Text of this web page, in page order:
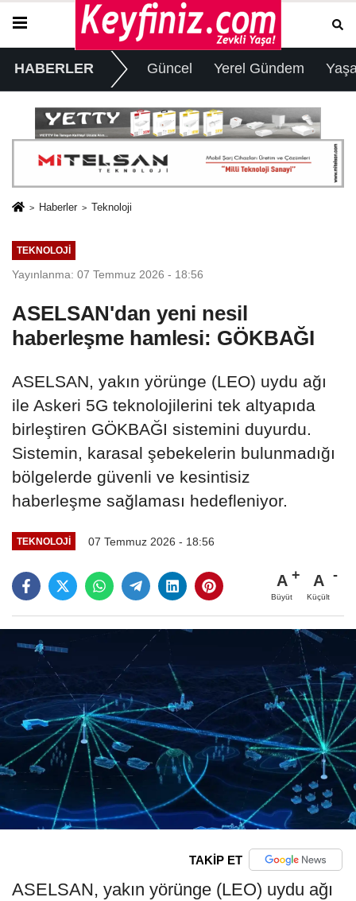
HABERLER Güncel Yerel Gündem
Haberler Teknoloji
TEKNOLOJI
Yayınlanma: 07 Temmuz 2026 - 18:56
ASELSAN'dan yeni nesil
haberleşme hamlesi: GÖKBAĞI
ASELSAN, yakın yörünge (LEO) uydu ağı
ile Askeri 5G teknolojilerini tek altyapıda
birleştiren GÖKBAĞI sistemini duyurdu.
Sistemin, karasal şebekelerin bulunmadığı
bölgelerde güvenli ve kesintisiz
haberleşme sağlaması hedefleniyor.
TEKNOLOJI 07 Temmuz 2026 - 18:56
A
Büyüt
A
Küçült
TAKİP ET
ASELSAN, yakın yörünge (LEO) uydu ağı